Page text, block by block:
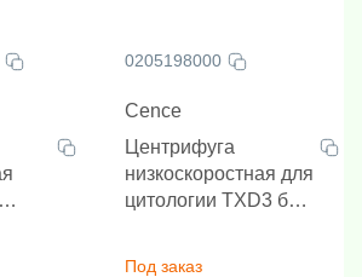
точность и удобство в
0205198000
Cence
Центрифуга
низкоскоростная для
цитологии TXD3 без
Под заказ